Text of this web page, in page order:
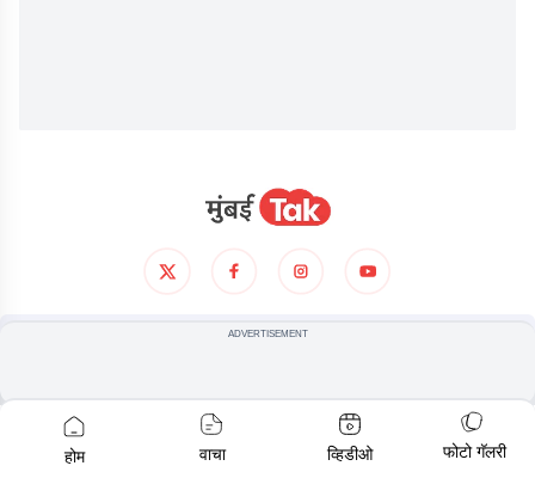
गोपनीयता धोरण
ADVERTISEMENT
होम वाचा व्हिडीओ फोटो गॅलरी